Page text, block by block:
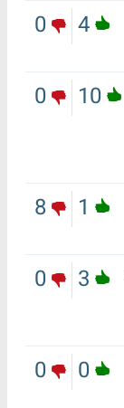
4
0
10
0
1
8
3
0
0
0